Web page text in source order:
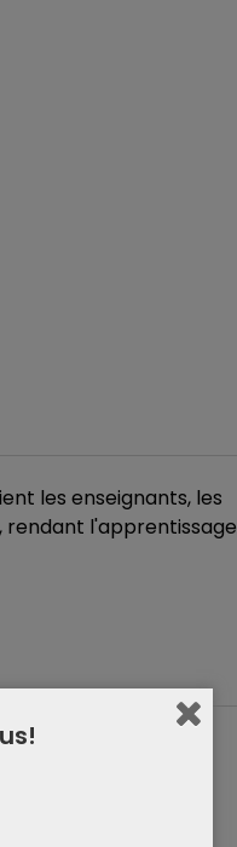
les enseignants, les
rendant l'apprentissage